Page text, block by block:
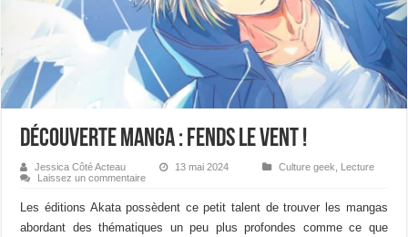
Découverte manga : Fends le vent !
Jessica Côté Acteau 13 mai 2024 Culture geek
Lecture
Laissez un commentaire
Les éditions Akata possèdent ce petit talent de trouver les mangas
abordant des thématiques un peu plus profondes comme ce que